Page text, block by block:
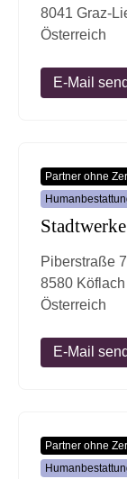
8041 Graz-
Österreich
E-Mail
Partner ohne
Piberstraße 7
8580 Köflach
Österreich
E-Mail
Partner ohne